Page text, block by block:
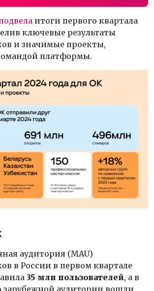
итоги первого квартала
ключевые результаты
и значимые проекты,
платформы.
аудитория (MAU)
в России в первом квартале
35 млн пользователей, а в